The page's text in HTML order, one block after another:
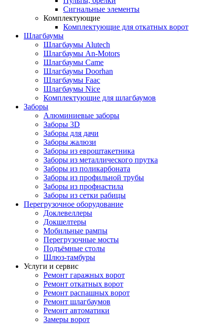
Сигнальные элементы
Комплектующие
Комплектующие для откатных ворот
Шлагбаумы
Шлагбаумы Alutech
Шлагбаумы An-Motors
Шлагбаумы Came
Шлагбаумы Doorhan
Шлагбаумы Faac
Шлагбаумы Nice
Комплектующие для шлагбаумов
Заборы
Алюминиевые заборы
Заборы 3D
Заборы для дачи
Заборы жалюзи
Заборы из евроштакетника
Заборы из металлического прутка
Заборы из поликарбоната
Заборы из профильной трубы
Заборы из профнастила
Заборы из сетки рабицы
Перегрузочное оборудование
Доклевеллеры
Докшелтеры
Мобильные рампы
Перегрузочные мосты
Подъёмные столы
Шлюз-тамбуры
Услуги и сервис
Ремонт гаражных ворот
Ремонт откатных ворот
Ремонт распашных ворот
Ремонт шлагбаумов
Ремонт автоматики
Замеры ворот